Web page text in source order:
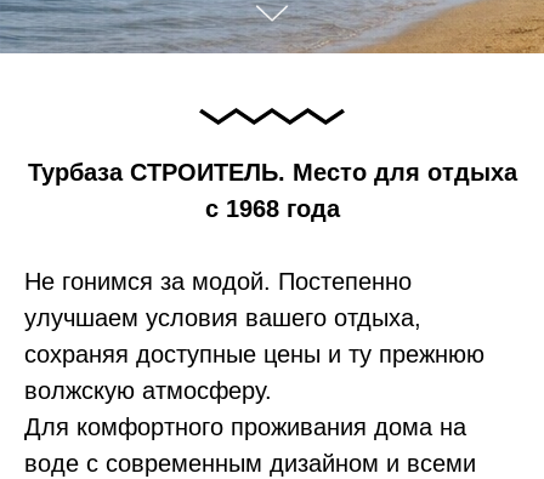
Турбаза СТРОИТЕЛЬ. Место для отдыха
с 1968 года
Не гонимся за модой. Постепенно
улучшаем условия вашего отдыха,
сохраняя доступные цены и ту прежнюю
волжскую атмосферу.
Для комфортного проживания дома на
воде с современным дизайном и всеми